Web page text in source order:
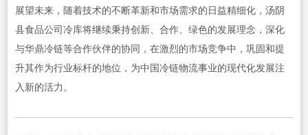
展望未来，随着技术的不断革新和市场需求的日益精细化，汤阴
县食品公司冷库将继续秉持创新、合作、绿色的发展理念，深化
与华鼎冷链等合作伙伴的协同，在激烈的市场竞争中，巩固和提
升其作为行业标杆的地位，为中国冷链物流事业的现代化发展注
入新的活力。